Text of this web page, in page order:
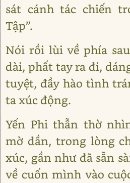
sát cánh tác chiến
Tập”.
Nói rồi lùi về phía
dài, phất tay ra đi,
tuyệt, đầy hào tình
ta xúc động.
Yến Phi thẫn thờ
mờ dần, trong lòng
xúc, gần như đã sẵn
về cuốn mình vào